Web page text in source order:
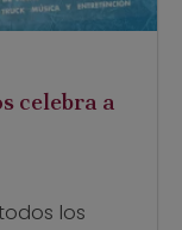
celebra a
los